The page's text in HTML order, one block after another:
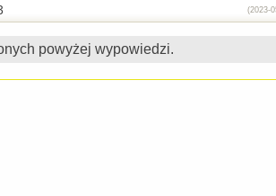
(2023-
powyżej wypowiedzi.